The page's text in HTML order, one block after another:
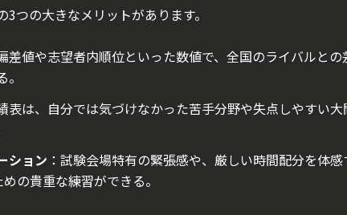
3つの大きなメリットがあります。
差値や志望者内順位といった数値で、全国のライバルと
表は、自分では気づけなかった苦手分野や失点しやすい
ション ：試験会場特有の緊張感や、厳しい時間配分を体
の貴重な練習ができる。